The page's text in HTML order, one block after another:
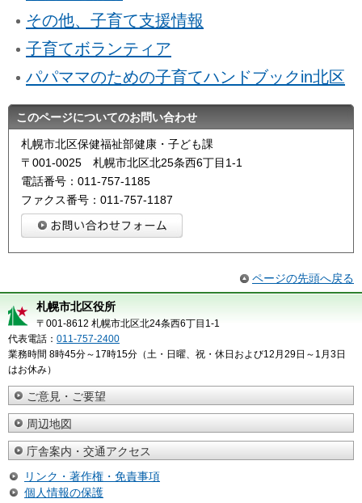
その他、子育て支援情報
子育てボランティア
パパママのための子育てハンドブックin北区
このページについてのお問い合わせ
札幌市北区保健福祉部健康・子ども課
〒001-0025 札幌市北区北25条西6丁目1-1
電話番号：011-757-1185
ファクス番号：011-757-1187
ページの先頭へ戻る
札幌市北区役所
〒001-8612 札幌市北区北24条西6丁目1-1
代表電話： 011-757-2400
業務時間 8時45分～17時15分（土・日曜、祝・休日および12月29日～1月3日
はお休み）
ご意見・ご要望
周辺地図
庁舎案内・交通アクセス
リンク・著作権・免責事項
個人情報の保護